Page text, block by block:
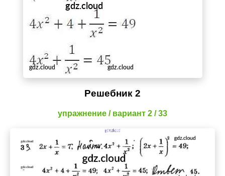
Решебник 2
упражнение / вариант 2 / 33